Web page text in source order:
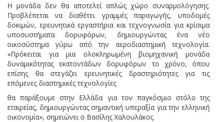
Η μονάδα δεν θα αποτελεί απλώς χώρο συναρμολόγησης.
Προβλέπεται να διαθέτει γραμμές παραγωγής, υποδομές
δοκιμών, ερευνητικά εργαστήρια και τεχνογνωσία για κρίσιμα
υποσυστήματα δορυφόρων, δημιουργώντας ένα νέο
οικοσύστημα γύρω από την αεροδιαστημική τεχνολογία.
«Πρόκειται για μια ολοκληρωμένη βιομηχανική μονάδα
δυναμικότητας εκατοντάδων δορυφόρων το χρόνο, όπου
επίσης θα στεγάζει ερευνητικές δραστηριότητες για τις
επόμενες διαστημικές τεχνολογίες
θα παράξουμε στην Ελλάδα για τον παγκόσμιο στόλο της
εταιρείας, δημιουργώντας σημαντική υπεραξία για την ελληνική
οικονομία», σημειώνει ο Βασίλης Χαλουλάκος.